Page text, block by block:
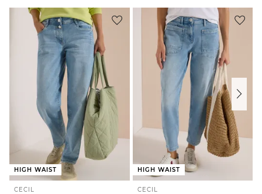
HIGH WAIST
CECIL
HIGH WAIST
CECIL